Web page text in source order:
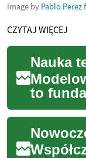
Image by Pablo Perez
CZYTAJ WIĘCEJ
to
grafiki
drzwi